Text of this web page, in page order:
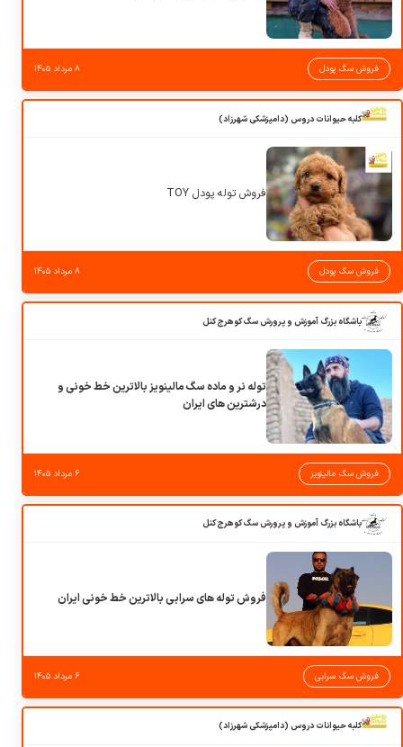
فروش سگ پودل ۸ مرداد ۱۴۰۵
کلبه حیوانات دروس (دامپزشکی شهرزاد)
فروش توله پودل TOY
فروش سگ پودل ۸ مرداد ۱۴۰۵
باشگاه بزرگ آموزش و پرورش سگ کوهرج کنل
توله نر و ماده سگ مالینویز بالاترین خط خونی و
درشترین های ایران
فروش سگ مالینویز ۶ مرداد ۱۴۰۵
باشگاه بزرگ آموزش و پرورش سگ کوهرج کنل
فروش توله های سرابی بالاترین خط خونی ایران
فروش سگ سرابی ۶ مرداد ۱۴۰۵
کلبه حیوانات دروس (دامپزشکی شهرزاد)